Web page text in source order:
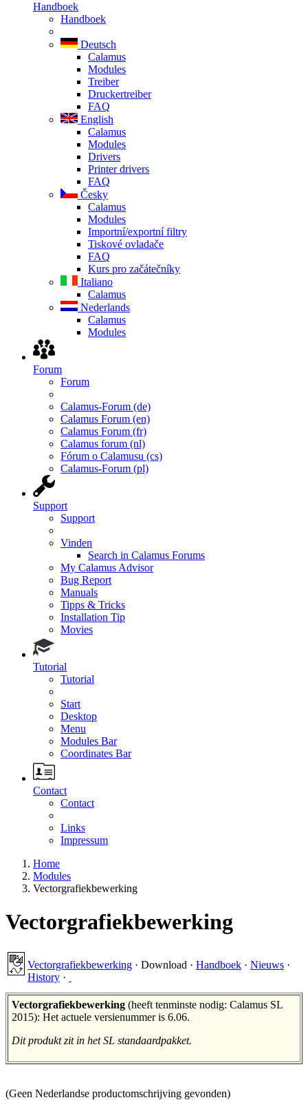
Handboek
Handboek
Deutsch
Calamus
Modules
Treiber
Druckertreiber
FAQ
English
Calamus
Modules
Drivers
Printer drivers
FAQ
Česky
Calamus
Modules
Importní/exportní filtry
Tiskové ovladače
FAQ
Kurs pro začátečníky
Italiano
Calamus
Nederlands
Calamus
Modules
Forum
Forum
Calamus-Forum (de)
Calamus Forum (en)
Calamus Forum (fr)
Calamus forum (nl)
Fórum o Calamusu (cs)
Calamus-Forum (pl)
Support
Support
Vinden
Search in Calamus Forums
My Calamus Advisor
Bug Report
Manuals
Tipps & Tricks
Installation Tip
Movies
Tutorial
Tutorial
Start
Desktop
Menu
Modules Bar
Coordinates Bar
Contact
Contact
Links
Impressum
Home
Modules
Vectorgrafiekbewerking
Vectorgrafiekbewerking
Vectorgrafiekbewerking · Download · Handboek · Nieuws ·
History ·
Vectorgrafiekbewerking (heeft tenminste nodig: Calamus SL
2015): Het actuele versienummer is 6.06.
Dit produkt zit in het SL standaardpakket.
(Geen Nederlandse productomschrijving gevonden)